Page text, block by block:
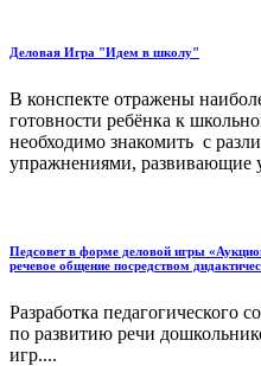
Деловая Игра "Идем в школу"
В конспекте отражены
готовности ребёнка к
необходимо знакомить с
упражнениями, развивающие
Педсовет в форме деловой игры
речевое общение посредством
Разработка педагогического
по развитию речи
игр....